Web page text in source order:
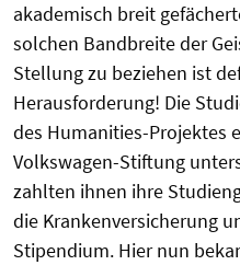
akademisch breit
solchen Bandbreite der
Stellung zu beziehen ist
Herausforderung! Die
des Humanities-Projektes
Volkswagen-Stiftung
zahlten ihnen ihre
die Krankenversicherung
Stipendium. Hier nun